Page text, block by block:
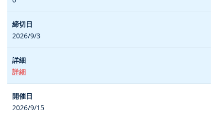
2026/9/3
詳細
2026/9/15